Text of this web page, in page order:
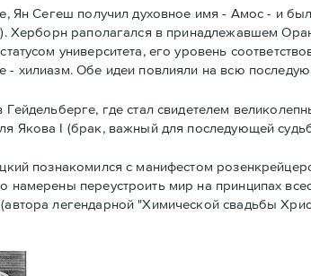
Ян Сегеш получил духовное имя - Амос - и
Херборн раполагался в принадлежавшем
университета, его уровень
- хилиазм. Обе идеи повлияли на всю
где стал свидетелем
Якова I (брак, важный для последующей
познакомился с манифестом
намерены переустроить мир на принципах
легендарной "Химической свадьбы